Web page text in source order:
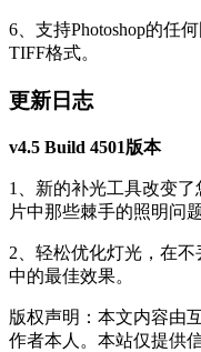
6、支持Photoshop的任
TIFF格式。
更新日志
v4.5 Build 4501版本
1、新的补光工具改变
片中那些棘手的照明问题
2、轻松优化灯光，在
中的最佳效果。
版权声明：本文内容由
作者本人。本站仅提供